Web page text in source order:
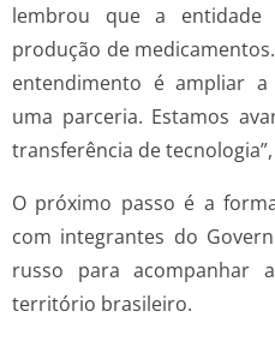
lembrou que a entidade
produção de
entendimento é ampliar a
uma parceria. Estamos
transferência de
O próximo passo é a
com integrantes do
russo para acompanhar
território brasileiro.